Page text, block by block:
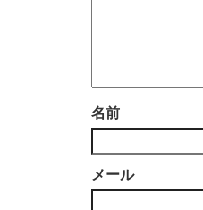
名前
メール